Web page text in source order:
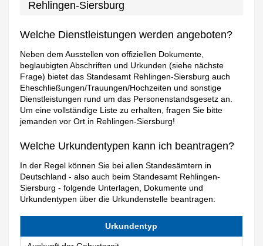
Rehlingen-Siersburg
Welche Dienstleistungen werden angeboten?
Neben dem Ausstellen von offiziellen Dokumente,
beglaubigten Abschriften und Urkunden (siehe nächste
Frage) bietet das Standesamt Rehlingen-Siersburg auch
Eheschließungen/Trauungen/Hochzeiten und sonstige
Dienstleistungen rund um das Personenstandsgesetz an.
Um eine vollständige Liste zu erhalten, fragen Sie bitte
jemanden vor Ort in Rehlingen-Siersburg!
Welche Urkundentypen kann ich beantragen?
In der Regel können Sie bei allen Standesämtern in
Deutschland - also auch beim Standesamt Rehlingen-
Siersburg - folgende Unterlagen, Dokumente und
Urkundentypen über die Urkundenstelle beantragen:
Urkundentyp